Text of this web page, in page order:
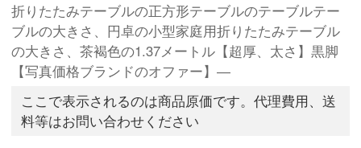
折りたたみテーブルの正方形テーブルのテーブルテー
ブルの大きさ、円卓の小型家庭用折りたたみテーブル
の大きさ、茶褐色の1.37メートル【超厚、太さ】黒脚
【写真価格ブランドのオファー】―
ここで表示されるのは商品原価です。代理費用、送
料等はお問い合わせください